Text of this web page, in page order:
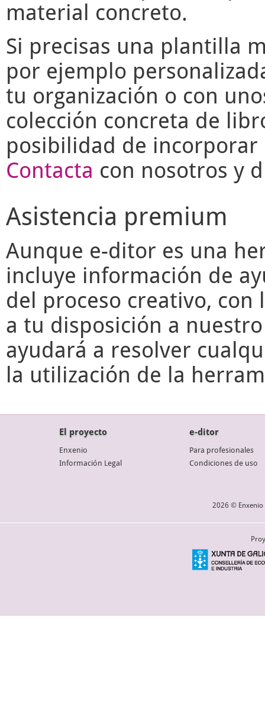
material concreto.
Si precisas una plantilla
por ejemplo
tu organización o con
colección concreta de
posibilidad de
Contacta con nosotros y
Asistencia premium
Aunque e-ditor es una
incluye información de
del proceso creativo,
a tu disposición a
ayudará a resolver
la utilización de la
El proyecto
Enxenio
Información Legal
e-ditor
Para profesionales
Condiciones de uso
2026 © Enxenio